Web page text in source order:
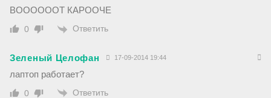
ВООООООТ КАРООЧЕ
0 Ответить
Зеленый Целофан 17-09-2014 19:44
лаптоп работает?
0 Ответить